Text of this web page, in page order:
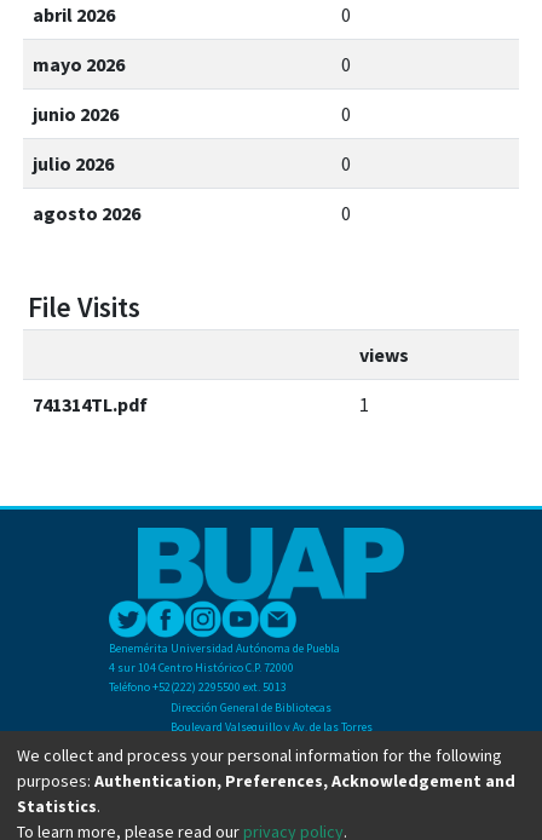
abril 2026 0
mayo 2026 0
junio 2026 0
julio 2026 0
agosto 2026 0
File Visits
views
741314TL.pdf 1
Benemérita Universidad Autónoma de Puebla
4 sur 104 Centro Histórico C.P. 72000
Teléfono +52(222) 2295500 ext. 5013
Dirección General de Bibliotecas
Boulevard Valsequillo y Av. de las Torres
Ciudad Universitaria. Col. San Manuel
C.P. 72570
Teléfono +52 (222) 2295500 Ext 2901
We collect and process your personal information for the following
purposes: Authentication, Preferences, Acknowledgement and
Statistics.
To learn more, please read our privacy policy.